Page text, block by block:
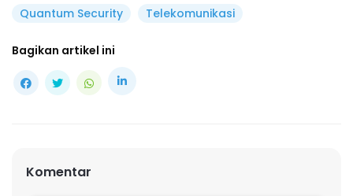
Quantum Security
Telekomunikasi
Bagikan artikel ini
Komentar